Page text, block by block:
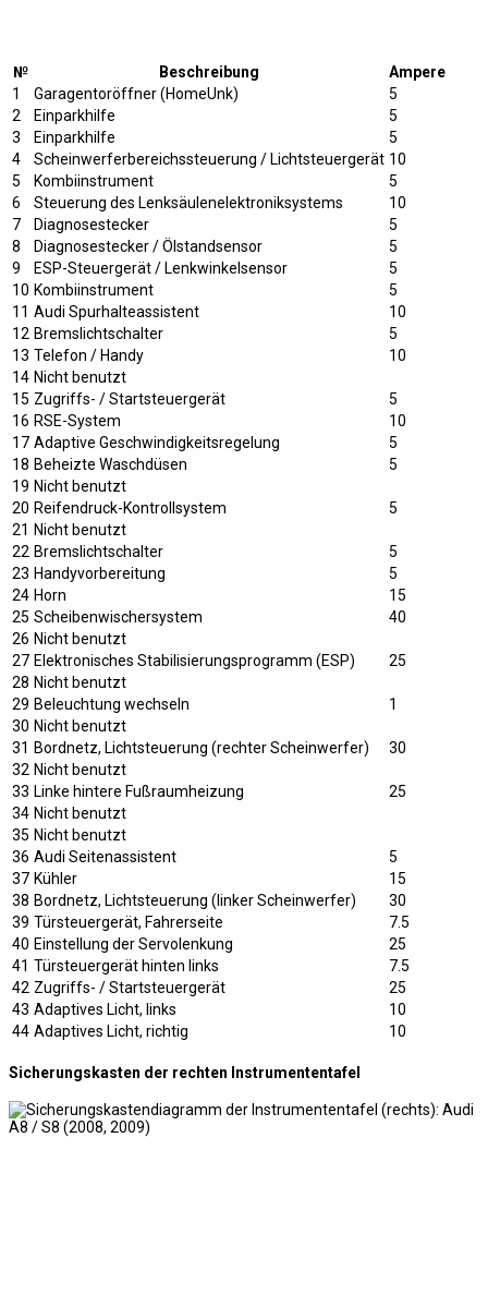
№ Beschreibung
Ampere
1
Garagentoröffner (HomeUnk)
5
2
Einparkhilfe
5
3
Einparkhilfe
5
4
Scheinwerferbereichssteuerung / Lichtsteuergerät 10
5
Kombiinstrument
5
6
Steuerung des Lenksäulenelektroniksystems
10
7
Diagnosestecker
5
8
Diagnosestecker / Ölstandsensor
5
9
ESP-Steuergerät / Lenkwinkelsensor
5
10 Kombiinstrument
5
11 Audi Spurhalteassistent
10
12 Bremslichtschalter
5
13 Telefon / Handy
10
14 Nicht benutzt
15 Zugriffs- / Startsteuergerät
5
16 RSE-System
10
17 Adaptive Geschwindigkeitsregelung
5
18 Beheizte Waschdüsen
5
19 Nicht benutzt
20 Reifendruck-Kontrollsystem
5
21 Nicht benutzt
22 Bremslichtschalter
5
23 Handyvorbereitung
5
24 Horn
15
25 Scheibenwischersystem
40
26 Nicht benutzt
27 Elektronisches Stabilisierungsprogramm (ESP)
25
28 Nicht benutzt
29 Beleuchtung wechseln
1
30 Nicht benutzt
31 Bordnetz, Lichtsteuerung (rechter Scheinwerfer)
30
32 Nicht benutzt
33 Linke hintere Fußraumheizung
25
34 Nicht benutzt
35 Nicht benutzt
36 Audi Seitenassistent
5
37 Kühler
15
38 Bordnetz, Lichtsteuerung (linker Scheinwerfer)
30
39 Türsteuergerät, Fahrerseite
7.5
40 Einstellung der Servolenkung
25
41 Türsteuergerät hinten links
7.5
42 Zugriffs- / Startsteuergerät
25
43 Adaptives Licht, links
10
44 Adaptives Licht, richtig 10
Sicherungskasten der rechten Instrumententafel